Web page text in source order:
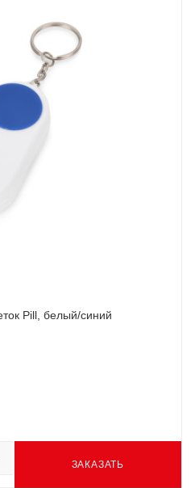
для таблеток Pill, белый/синий
ЗАКАЗАТЬ